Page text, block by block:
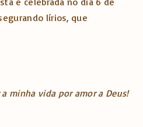
lírios, que
minha vida por amor a Deus!